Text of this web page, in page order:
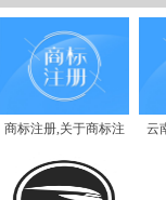
商标注册,关于商标注 云